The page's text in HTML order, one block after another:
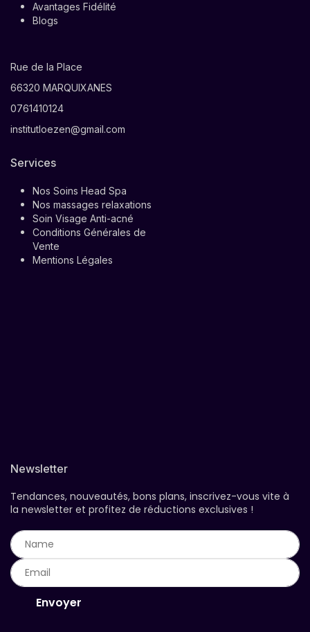
Avantages Fidélité
Blogs
Rue de la Place
66320 MARQUIXANES
0761410124
institutloezen@gmail.com
Services
Nos Soins Head Spa
Nos massages relaxations
Soin Visage Anti-acné
Conditions Générales de
Vente
Mentions Légales
Newsletter
Tendances, nouveautés, bons plans, inscrivez-vous vite à
la newsletter et profitez de réductions exclusives !
Envoyer